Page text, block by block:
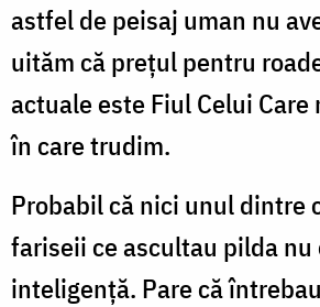
astfel de peisaj uman nu
uităm că prețul pentru
actuale este Fiul Celui
în care trudim.
Probabil că nici unul dintre
fariseii ce ascultau pilda
inteligență. Pare că